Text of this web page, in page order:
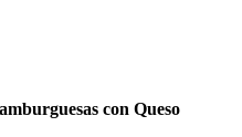
con Queso